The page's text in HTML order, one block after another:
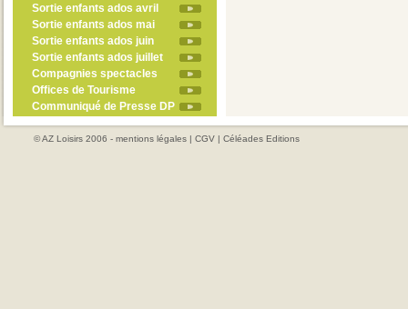
Sortie enfants ados avril
Sortie enfants ados mai
Sortie enfants ados juin
Sortie enfants ados juillet
Compagnies spectacles
Offices de Tourisme
Communiqué de Presse DP
© AZ Loisirs 2006 - mentions légales | CGV | Céléades Editions